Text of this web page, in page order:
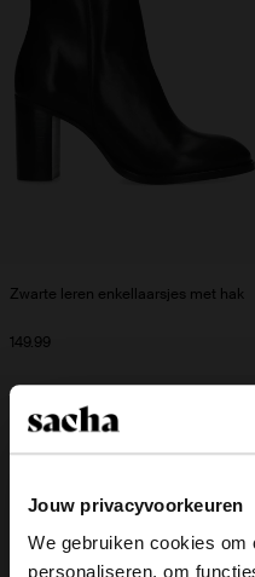
Jouw privacyvoorkeuren
We gebruiken cookies
personaliseren, om
Zwarte leren enkellaarsjes met hak
149.99